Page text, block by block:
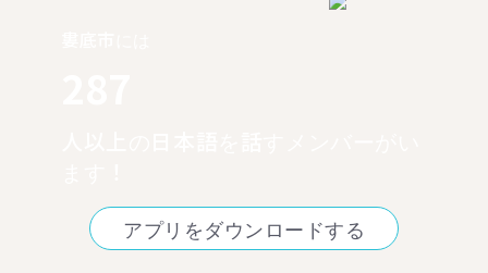
アプリをダウンロードする